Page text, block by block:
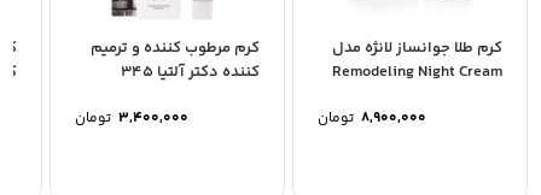
کرم طلا جوانساز لانژه مدل
Remodeling Night Cream
8,900,000 تومان
کرم مرطوب کننده و ترمیم
کننده دکتر آلتیا 345
3,400,000 تومان